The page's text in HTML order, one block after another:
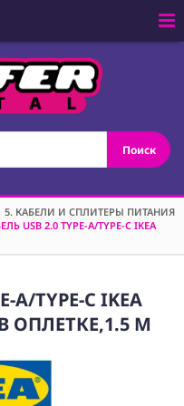
Поиск
5. КАБЕЛИ И СПЛИТЕРЫ ПИТАНИЯ
USB 2.0 TYPE-A/TYPE-C IKEA
A/TYPE-C IKEA
ОПЛЕТКЕ,1.5 М